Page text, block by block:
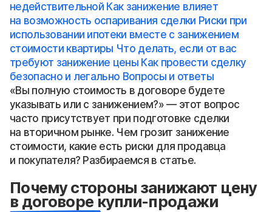
недействительной Как занижение влияет
на возможность оспаривания сделки Риски при
использовании ипотеки вместе с занижением
стоимости квартиры Что делать, если от вас
требуют занижение цены Как провести сделку
безопасно и легально Вопросы и ответы
«Вы полную стоимость в договоре будете
указывать или с занижением?» — этот вопрос
часто присутствует при подготовке сделки
на вторичном рынке. Чем грозит занижение
стоимости, какие есть риски для продавца
и покупателя? Разбираемся в статье.
Почему стороны занижают цену
в договоре купли-продажи